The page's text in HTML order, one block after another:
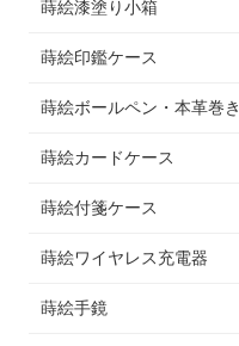
蒔絵漆塗り小箱
蒔絵印鑑ケース
蒔絵ボールペン・本革巻き
蒔絵カードケース
蒔絵付箋ケース
蒔絵ワイヤレス充電器
蒔絵手鏡